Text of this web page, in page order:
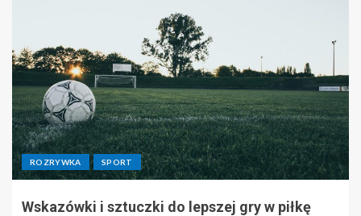
ROZRYWKA SPORT
Wskazówki i sztuczki do lepszej gry w piłkę